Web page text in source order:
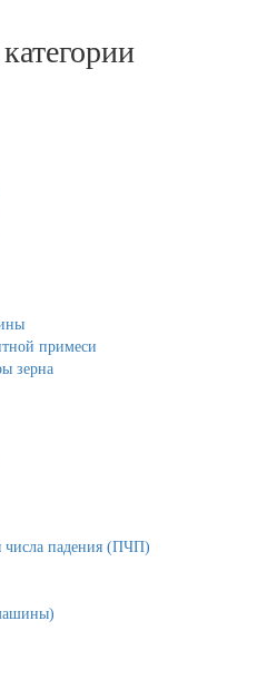
примеси
зерна
числа падения (ПЧП)